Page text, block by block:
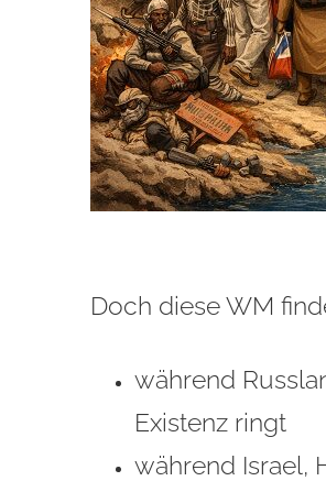
Doch diese WM
während
Existenz ringt
während Israel,